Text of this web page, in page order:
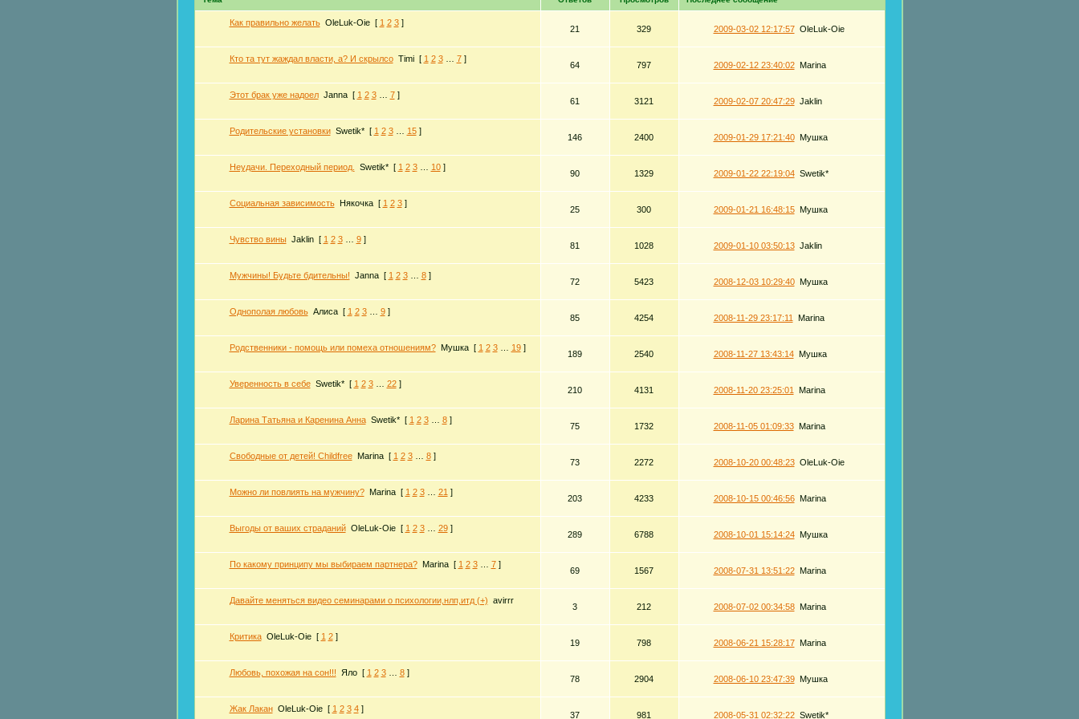
Как правильно желать OleLuk-Oie [ 1 2 3 ]
21 329 2009-03-02 12:17:57 OleLuk-Oie
Кто та тут жаждал власти, а? И скрылсо Timi [ 1 2 3 7 ]
64 797 2009-02-12 23:40:02 Marina
Этот брак уже надоел Janna [ 1 2 3 7 ]
61 3121 2009-02-07 20:47:29 Jaklin
Родительские установки Swetik* [ 1 2 3 15 ]
146 2400 2009-01-29 17:21:40 Мушка
Неудачи. Переходный период. Swetik* [ 1 2 3 10 ]
90 1329 2009-01-22 22:19:04 Swetik*
Социальная зависимость Някочка [ 1 2 3 ]
25 300 2009-01-21 16:48:15 Мушка
Чувство вины Jaklin [ 1 2 3 9 ]
81 1028 2009-01-10 03:50:13 Jaklin
Мужчины! Будьте бдительны! Janna [ 1 2 3 8 ]
72 5423 2008-12-03 10:29:40 Мушка
Однополая любовь Алиса [ 1 2 3 9 ]
85 4254 2008-11-29 23:17:11 Marina
Родственники - помощь или помеха отношениям? Мушка [ 1 2 3 19 ]
189 2540 2008-11-27 13:43:14 Мушка
Уверенность в себе Swetik* [ 1 2 3 22 ]
210 4131 2008-11-20 23:25:01 Marina
Ларина Татьяна и Каренина Анна Swetik* [ 1 2 3 8 ]
75 1732 2008-11-05 01:09:33 Marina
Свободные от детей! Childfree Marina [ 1 2 3 8 ]
73 2272 2008-10-20 00:48:23 OleLuk-Oie
Можно ли повлиять на мужчину? Marina [ 1 2 3 21 ]
203 4233 2008-10-15 00:46:56 Marina
Выгоды от ваших страданий OleLuk-Oie [ 1 2 3 29 ]
289 6788 2008-10-01 15:14:24 Мушка
По какому принципу мы выбираем партнера? Marina [ 1 2 3 7 ]
69 1567 2008-07-31 13:51:22 Marina
Давайте меняться видео семинарами о психологии,нлп,итд (+) avirrr
3 212 2008-07-02 00:34:58 Marina
Критика OleLuk-Oie [ 1 2 ]
19 798 2008-06-21 15:28:17 Marina
Любовь, похожая на сон!!! Яло [ 1 2 3 8 ]
78 2904 2008-06-10 23:47:39 Мушка
Жак Лакан OleLuk-Oie [ 1 2 3 4 ]
37 981 2008-05-31 02:32:22 Swetik*